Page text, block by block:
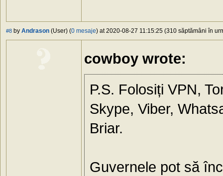
#8 by Andrason (User) (0 mesaje) at 2020-08-27 11:15:25 (310 săptămâni în
cowboy wrote:
P.S. Folosiți VPN,
Skype, Viber,
Briar.
Guvernele pot să